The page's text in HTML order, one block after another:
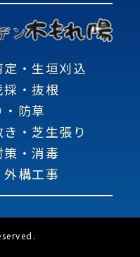
定・生垣刈込
採・抜根
防草
・芝生張り
策・消毒
外構工事